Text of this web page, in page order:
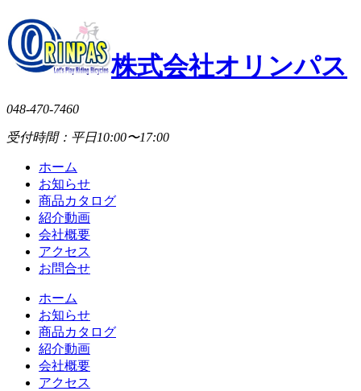
株式会社オリンパス
048-470-7460
受付時間：平日10:00〜17:00
ホーム
お知らせ
商品カタログ
紹介動画
会社概要
アクセス
お問合せ
ホーム
お知らせ
商品カタログ
紹介動画
会社概要
アクセス